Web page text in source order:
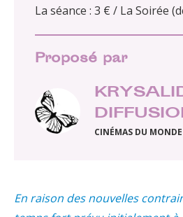
La séance : 3 € / La Soirée
Proposé par
CINÉMAS DU MONDE
En raison des nouvelles